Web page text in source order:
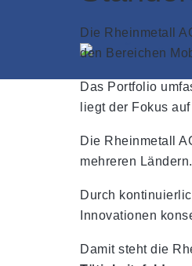
Die Rheinmetall
den Bereichen
Das Portfolio
liegt der Fokus
Die Rheinmetall
mehreren
Durch
Innovationen
Damit steht die